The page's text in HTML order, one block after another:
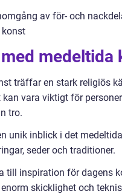
av för- och
medeltida
träffar en stark religiös
kan vara viktigt för
tro.
unik inblick i det
seder och traditioner.
till inspiration för dagens
skicklighet och